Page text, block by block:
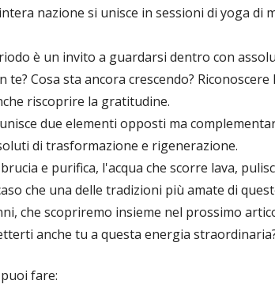
nazione si unisce in sessioni di yoga di
è un invito a guardarsi dentro con
te? Cosa sta ancora crescendo?
riscoprire la gratitudine.
due elementi opposti ma
di trasformazione e rigenerazione.
e purifica, l'acqua che scorre lava,
che una delle tradizioni più amate di
che scopriremo insieme nel prossimo
anche tu a questa energia
fare: